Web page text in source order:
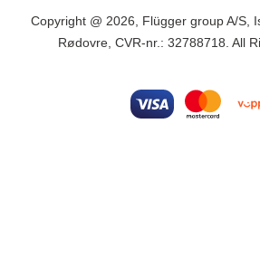
Copyright @ 2026, Flügger group A/S,
Rødovre, CVR-nr.: 32788718. All